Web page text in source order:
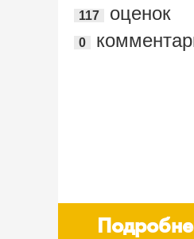
Новороссийск"
117 оценок
0